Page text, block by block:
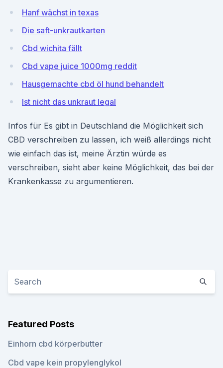
Hanf wächst in texas
Die saft-unkrautkarten
Cbd wichita fällt
Cbd vape juice 1000mg reddit
Hausgemachte cbd öl hund behandelt
Ist nicht das unkraut legal
Infos für Es gibt in Deutschland die Möglichkeit sich
CBD verschreiben zu lassen, ich weiß allerdings nicht
wie einfach das ist, meine Ärztin würde es
verschreiben, sieht aber keine Möglichkeit, das bei der
Krankenkasse zu argumentieren.
Featured Posts
Einhorn cbd körperbutter
Cbd vape kein propylenglykol